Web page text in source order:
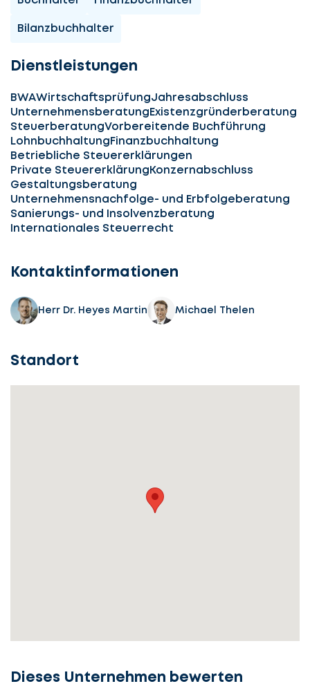
Bilanzbuchhalter
Dienstleistungen
BWAWirtschaftsprüfungJahresabschluss
Unternehmensberatung Existenzgründerberatung
SteuerberatungVorbereitende Buchführung
Lohnbuchhaltung Finanzbuchhaltung
Betriebliche Steuererklärungen
Private Steuererklärung Konzernabschluss
Gestaltungsberatung
Unternehmensnachfolge- und Erbfolgeberatung
Sanierungs- und Insolvenzberatung
Internationales Steuerrecht
Kontaktinformationen
Herr Dr. Heyes Martin Michael Thelen
Standort
Dieses Unternehmen bewerten